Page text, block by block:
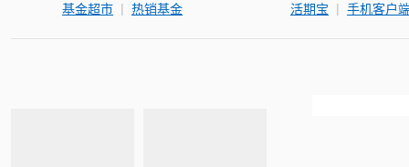
基金超市 | 热销基金 活期宝 | 手机客户